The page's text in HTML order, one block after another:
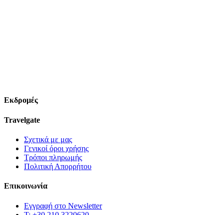
Εκδρομές
Travelgate
Σχετικά με μας
Γενικοί όροι χρήσης
Tρόποι πληρωμής
Πολιτική Απορρήτου
Επικοινωνία
Εγγραφή στο Newsletter